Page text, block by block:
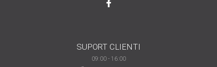
SUPORT CLIENTI
09:00 - 16:00